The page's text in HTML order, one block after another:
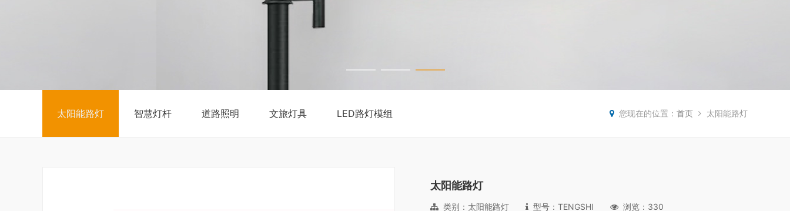
太阳能路灯 智慧灯杆 道路照明 文旅灯具 LED路灯模组 您现在的位置： 首页 太阳能路灯
太阳能路灯
类别：太阳能路灯 型号：TENGSHI 浏览：330